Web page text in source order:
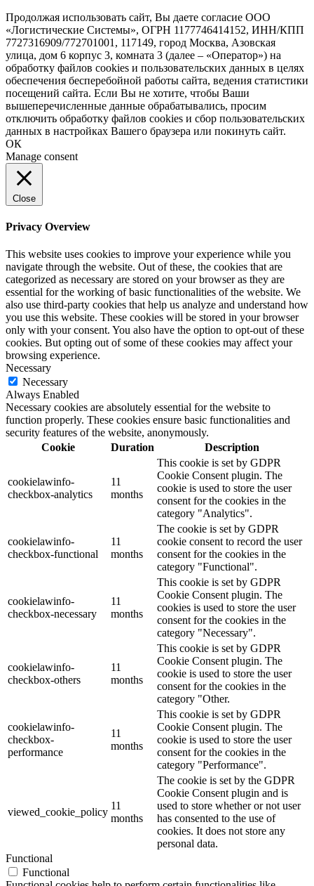
Продолжая использовать сайт, Вы даете согласие ООО
«Логистические Системы», ОГРН 1177746414152, ИНН/КПП
7727316909/772701001, 117149, город Москва, Азовская
улица, дом 6 корпус 3, комната 3 (далее – «Оператор») на
обработку файлов cookies и пользовательских данных в целях
обеспечения бесперебойной работы сайта, ведения статистики
посещений сайта. Если Вы не хотите, чтобы Ваши
вышеперечисленные данные обрабатывались, просим
отключить обработку файлов cookies и сбор пользовательских
данных в настройках Вашего браузера или покинуть сайт.
ОК
Manage consent
Close
Privacy Overview
This website uses cookies to improve your experience while you
navigate through the website. Out of these, the cookies that are
categorized as necessary are stored on your browser as they are
essential for the working of basic functionalities of the website. We
also use third-party cookies that help us analyze and understand how
you use this website. These cookies will be stored in your browser
only with your consent. You also have the option to opt-out of these
cookies. But opting out of some of these cookies may affect your
browsing experience.
Necessary
Necessary
Always Enabled
Necessary cookies are absolutely essential for the website to
function properly. These cookies ensure basic functionalities and
security features of the website, anonymously.
Cookie
Duration Description
cookielawinfo-
checkbox-analytics
11
months
This cookie is set by GDPR
Cookie Consent plugin. The
cookie is used to store the user
consent for the cookies in the
category "Analytics".
cookielawinfo-
checkbox-functional
11
months
The cookie is set by GDPR
cookie consent to record the user
consent for the cookies in the
category "Functional".
cookielawinfo-
checkbox-necessary
11
months
This cookie is set by GDPR
Cookie Consent plugin. The
cookies is used to store the user
consent for the cookies in the
category "Necessary".
cookielawinfo-
checkbox-others
11
months
This cookie is set by GDPR
Cookie Consent plugin. The
cookie is used to store the user
consent for the cookies in the
category "Other.
cookielawinfo-
checkbox-
performance
11
months
This cookie is set by GDPR
Cookie Consent plugin. The
cookie is used to store the user
consent for the cookies in the
category "Performance".
viewed_cookie_policy
11
months
The cookie is set by the GDPR
Cookie Consent plugin and is
used to store whether or not user
has consented to the use of
cookies. It does not store any
personal data.
Functional
Functional